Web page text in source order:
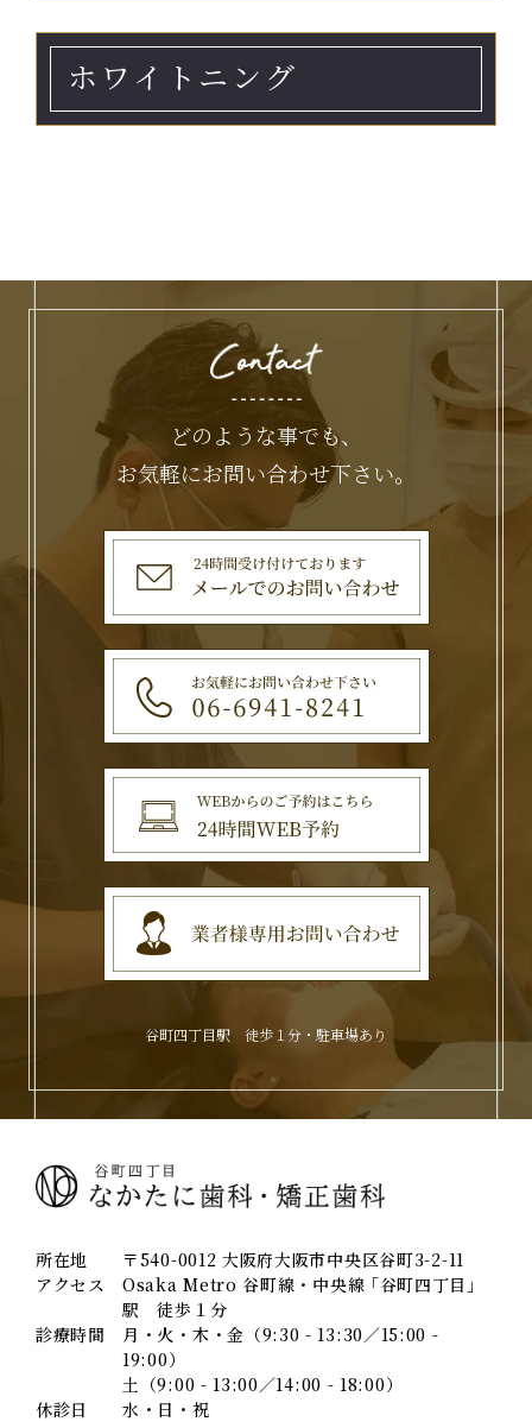
ホワイトニング
どのような事でも、
お気軽にお問い合わせ下さい。
谷町四丁目駅 徒歩１分・駐車場あり
所在地
〒540-0012 大阪府大阪市中央区谷町3-2-11
アクセス
Osaka Metro 谷町線・中央線 ｢谷町四丁目｣
駅 徒歩１分
診療時間
月・火・木・金（9:30 - 13:30／15:00 -
19:00）
土（9:00 - 13:00／14:00 - 18:00）
休診日
水・日・祝